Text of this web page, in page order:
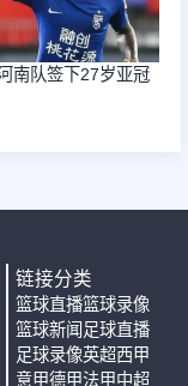
南队签下27岁亚冠
链接分类
篮球直播篮球录像
篮球新闻 足球直播
足球录像英超西甲
意甲德甲法甲中超